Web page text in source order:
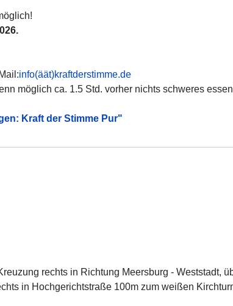
info(äät)kraftderstimme.de
möglich ca. 1.5 Std. vorher nichts schweres
Kraft der Stimme Pur"
rechts in Richtung Meersburg - Weststadt,
in Hochgerichtstraße 100m zum weißen